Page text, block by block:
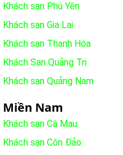
Khách sạn Phú Yên
Khách sạn Gia Lai
Khách sạn Thanh Hóa
Khách Sạn Quảng Trị
Khách sạn Quảng Nam
Miền Nam
Khách sạn Cà Mau
Khách sạn Côn Đảo